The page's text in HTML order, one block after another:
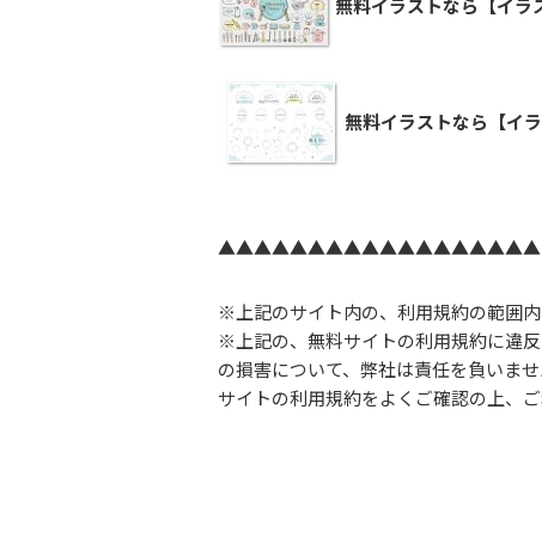
無料イラストなら【イラ
無料イラストなら【イラ
▲▲▲▲▲▲▲▲▲▲▲▲▲▲▲▲▲▲
※上記のサイト内の、利用規約の範囲内
※上記の、無料サイトの利用規約に違
の損害について、弊社は責任を負いませ
サイトの利用規約をよくご確認の上、ご